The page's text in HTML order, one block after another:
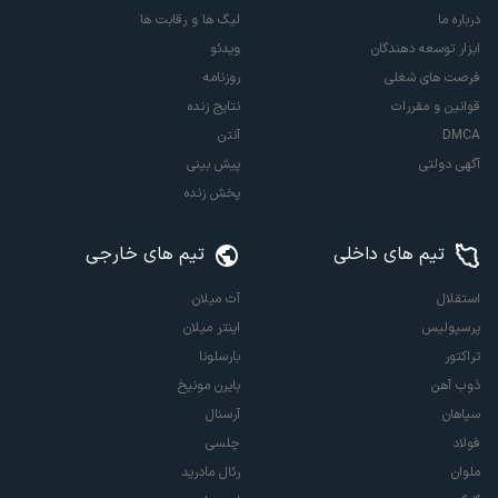
درباره ما
ابزار توسعه دهندگان
فرصت های شغلی
قوانین و مقررات
DMCA
آگهی دولتی
لیگ ها و رقابت ها
ویدئو
روزنامه
نتایج زنده
آنتن
پیش بینی
پخش زنده
تیم های داخلی
استقلال
پرسپولیس
تراکتور
ذوب آهن
سپاهان
فولاد
ملوان
تیم های خارجی
آث میلان
اینتر میلان
بارسلونا
بایرن مونیخ
آرسنال
چلسی
رئال مادرید